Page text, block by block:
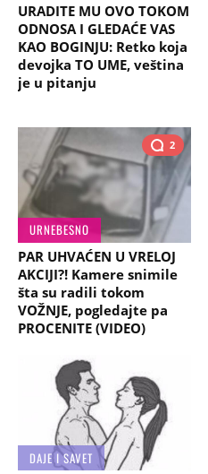
URADITE MU OVO TOKOM
ODNOSA I GLEDAĆE VAS
KAO BOGINJU: Retko koja
devojka TO UME, veština
je u pitanju
2
URNEBESNO
PAR UHVAĆEN U VRELOJ
AKCIJI?! Kamere snimile
šta su radili tokom
VOŽNJE, pogledajte pa
PROCENITE (VIDEO)
DAJE I SAVET